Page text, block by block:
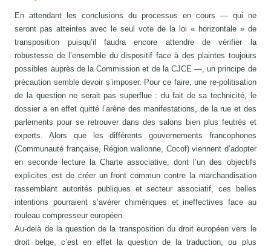
En attendant les conclusions du processus en cours — qui ne
seront pas atteintes avec le seul vote de la loi « horizontale » de
transposition puisqu’il faudra encore attendre de vérifier la
robustesse de l’ensemble du dispositif face à des plaintes toujours
possibles auprès de la Commission et de la CJCE —, un principe de
précaution semble devoir s’imposer. Pour ce faire, une re-politisation
de la question ne serait pas superflue : du fait de sa technicité, le
dossier a en effet quitté l’arène des manifestations, de la rue et des
parlements pour se retrouver dans des salons bien plus feutrés et
experts. Alors que les différents gouvernements francophones
(Communauté française, Région wallonne, Cocof) viennent d’adopter
en seconde lecture la Charte associative, dont l’un des objectifs
explicites est de créer un front commun contre la marchandisation
rassemblant autorités publiques et secteur associatif, ces belles
intentions pourraient s’avérer chimériques et ineffectives face au
rouleau compresseur européen.
Au-delà de la question de la transposition du droit européen vers le
droit belge, c’est en effet la question de la traduction, ou plus